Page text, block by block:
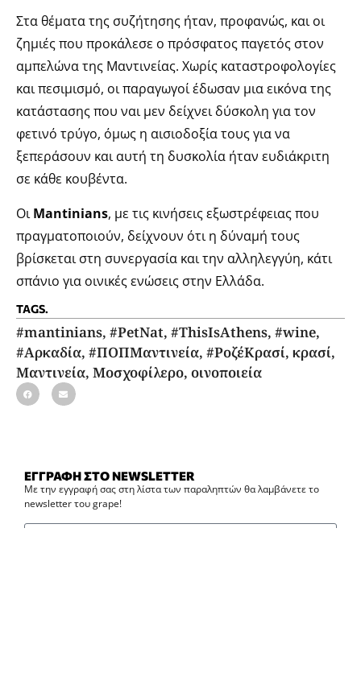
Στα θέματα της συζήτησης ήταν, προφανώς, και οι
ζημιές που προκάλεσε ο πρόσφατος παγετός στον
αμπελώνα της Μαντινείας. Χωρίς καταστροφολογίες
και πεσιμισμό, οι παραγωγοί έδωσαν μια εικόνα της
κατάστασης που ναι μεν δείχνει δύσκολη για τον
φετινό τρύγο, όμως η αισιοδοξία τους για να
ξεπεράσουν και αυτή τη δυσκολία ήταν ευδιάκριτη
σε κάθε κουβέντα.
ΟιMantinians, με τις κινήσεις εξωστρέφειας που
πραγματοποιούν, δείχνουν ότι η δύναμή τους
βρίσκεται στη συνεργασία και την αλληλεγγύη, κάτι
σπάνιο για οινικές ενώσεις στην Ελλάδα.
TAGS.
#mantinians, #PetNat, #ThisIsAthens, #wine,
#Αρκαδία, #ΠΟΠΜαντινεία, #ΡοζέΚρασί, κρασί,
Μαντινεία, Μοσχοφίλερο, οινοποιεία
ΕΓΓΡΑΦΗ ΣΤΟ NEWSLETTER
Με την εγγραφή σας στη λίστα των παραληπτών θα λαμβάνετε το
newsletter του grape!